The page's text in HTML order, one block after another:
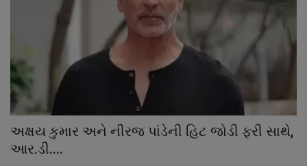
અક્ષય કુમાર અને નીરજ પાંડેની હિટ જોડી ફરી સાથે,
આર.ડી....